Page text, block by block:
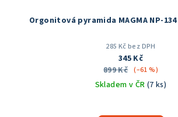
Orgonitová pyramida MAGMA NP-134
285 Kč bez DPH
345 Kč
899 Kč (–61 %)
Skladem v ČR (7 ks)